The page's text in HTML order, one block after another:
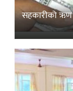
सहकारीको ऋण